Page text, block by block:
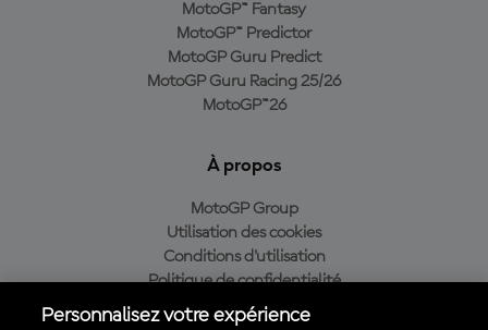
MotoGP™ Fantasy
MotoGP™ Predictor
MotoGP Guru Predict
MotoGP Guru Racing 25/26
MotoGP™26
À propos
MotoGP Group
Utilisation des cookies
Conditions d'utilisation
Politique de confidentialité
Politique d’achat
Personnalisez votre expérience